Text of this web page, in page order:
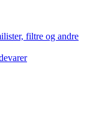
filtre og andre